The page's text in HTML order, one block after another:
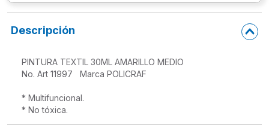
Descripción
PINTURA TEXTIL 30ML AMARILLO MEDIO
No. Art 11997   Marca POLICRAF
* Multifuncional.
* No tóxica.